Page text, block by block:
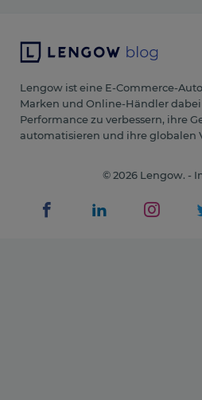
Lengow ist eine E-Commerce-
Marken und Online-Händler
Performance zu verbessern, ihre
automatisieren und ihre globalen
© 2026 Lengow. -